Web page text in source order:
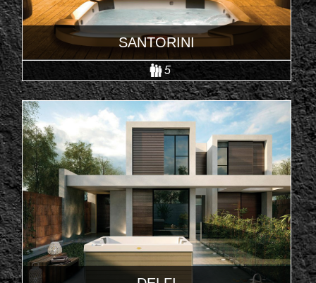
SANTORINI
5